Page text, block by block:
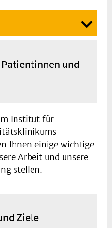
und
Institut für
Ihnen einige wichtige
Arbeit und unsere
stellen.
Ziele